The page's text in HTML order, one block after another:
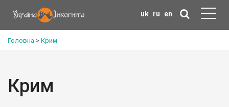
uk ru en
Головна > Крим
Крим